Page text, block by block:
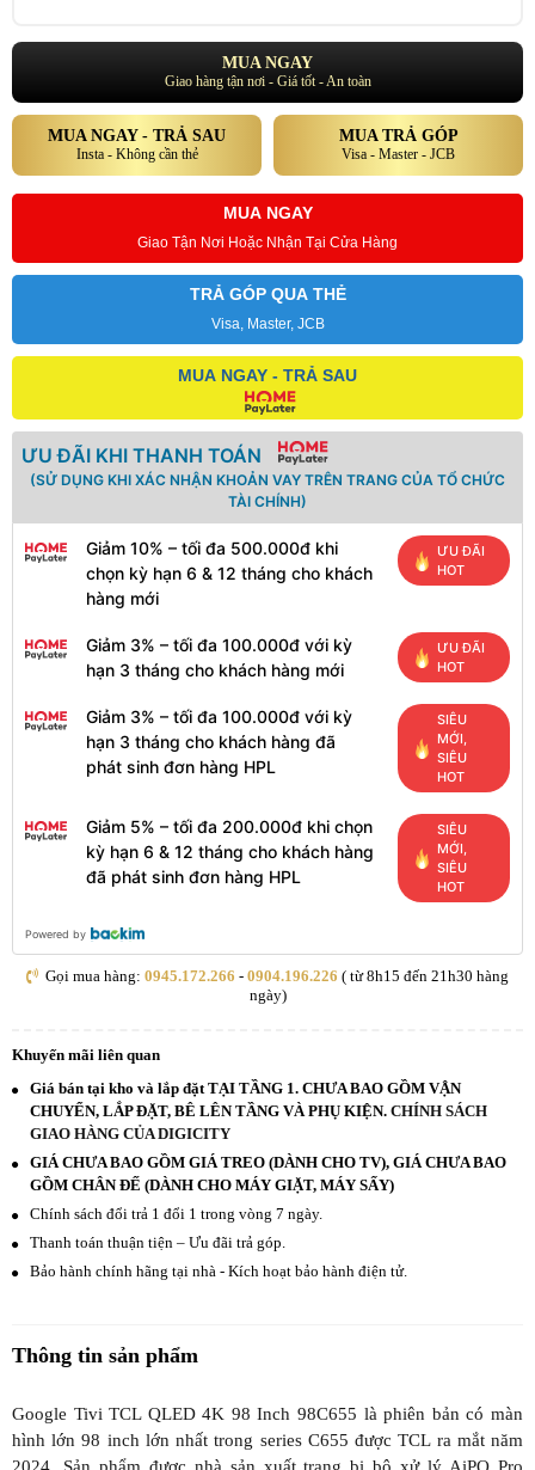
MUA NGAY
Giao hàng tận nơi - Giá tốt - An toàn
MUA NGAY - TRẢ SAU
Insta - Không cần thẻ
MUA TRẢ GÓP
Visa - Master - JCB
MUA NGAY
Giao Tận Nơi Hoặc Nhận Tại Cửa Hàng
TRẢ GÓP QUA THẺ
Visa, Master, JCB
MUA NGAY - TRẢ SAU
ƯU ĐÃI KHI THANH TOÁN
(SỬ DỤNG KHI XÁC NHẬN KHOẢN VAY TRÊN TRANG CỦA TỔ CHỨC
TÀI CHÍNH)
Giảm 10% – tối đa 500.000đ khi
chọn kỳ hạn 6 & 12 tháng cho khách
hàng mới
ƯU ĐÃI
HOT
Giảm 3% – tối đa 100.000đ với kỳ
hạn 3 tháng cho khách hàng mới
ƯU ĐÃI
HOT
Giảm 3% – tối đa 100.000đ với kỳ
hạn 3 tháng cho khách hàng đã
phát sinh đơn hàng HPL
SIÊU
MỚI,
SIÊU
HOT
Giảm 5% – tối đa 200.000đ khi chọn
kỳ hạn 6 & 12 tháng cho khách hàng
đã phát sinh đơn hàng HPL
SIÊU
MỚI,
SIÊU
HOT
Powered by
Gọi mua hàng: 0945.172.266 - 0904.196.226 ( từ 8h15 đến 21h30 hàng
ngày)
Khuyến mãi liên quan
Giá bán tại kho và lắp đặt TẠI TẦNG 1. CHƯA BAO GỒM VẬN
CHUYỂN, LẮP ĐẶT, BÊ LÊN TẦNG VÀ PHỤ KIỆN. CHÍNH SÁCH
GIAO HÀNG CỦA DIGICITY
GIÁ CHƯA BAO GỒM GIÁ TREO (DÀNH CHO TV), GIÁ CHƯA BAO
GỒM CHÂN ĐẾ (DÀNH CHO MÁY GIẶT, MÁY SẤY)
Chính sách đổi trả 1 đổi 1 trong vòng 7 ngày.
Thanh toán thuận tiện – Ưu đãi trả góp.
Bảo hành chính hãng tại nhà - Kích hoạt bảo hành điện tử.
Thông tin sản phẩm
Google Tivi TCL QLED 4K 98 Inch 98C655 là phiên bản có màn
hình lớn 98 inch lớn nhất trong series C655 được TCL ra mắt năm